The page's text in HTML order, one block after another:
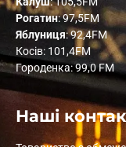
Рогатин: 97,5FM
Яблуниця: 92,4FM
Косів: 101,4FM
Городенка: 99,0 FM
Наші